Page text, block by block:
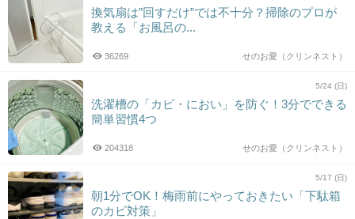
換気扇は”回すだけ”では不十分？掃除のプロが
教える「お風呂の...
せのお愛（クリンネスト）
36269
5/24 (日)
洗濯槽の「カビ・におい」を防ぐ！3分でできる
簡単習慣4つ
せのお愛（クリンネスト）
204318
5/17 (日)
朝1分でOK！梅雨前にやっておきたい「下駄箱
のカビ対策」